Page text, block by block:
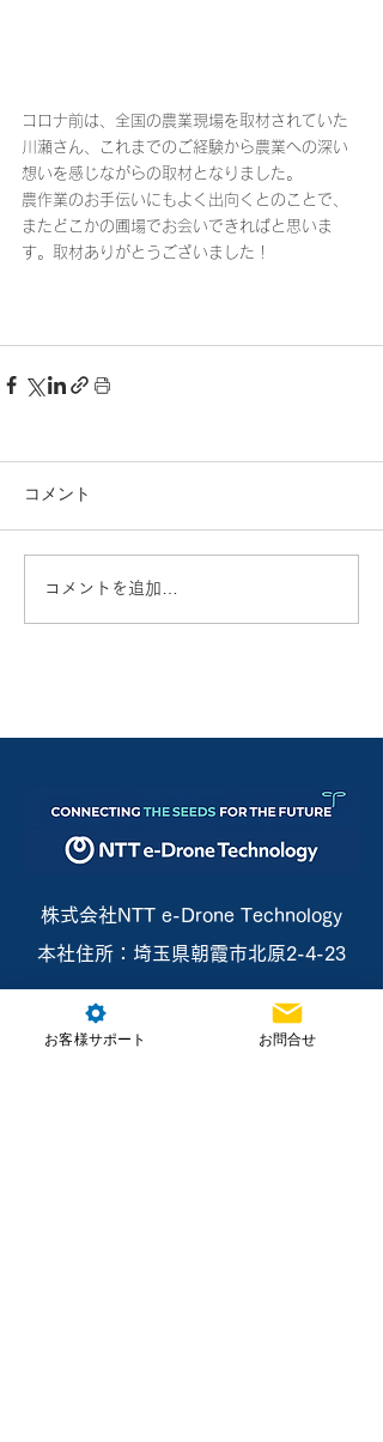
コロナ前は、全国の農業現場を取材されていた
川瀬さん、これまでのご経験から農業への深い
想いを感じながらの取材となりました。
農作業のお手伝いにもよく出向くとのことで、
またどこかの圃場でお会いできればと思いま
す。取材ありがとうございました！
コメント
コメントを追加…
株式会社NTT e-Drone Technology
本社住所：埼玉県朝霞市北原2-4-23
お客様サポート お問合せ